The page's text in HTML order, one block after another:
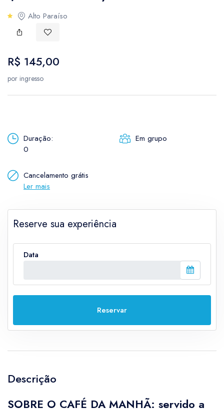
Cultural
Rural
Etnoturismo
Neve
Alto Paraíso
R$ 145,00
por ingresso
Duração:
0
Em grupo
Cancelamento grátis
Ler mais
Reserve sua experiência
Data
Reservar
Descrição
SOBRE O CAFÉ DA MANHÃ: servido a
USD - $ AUD
- лв.
Australian dollar
AUD- $